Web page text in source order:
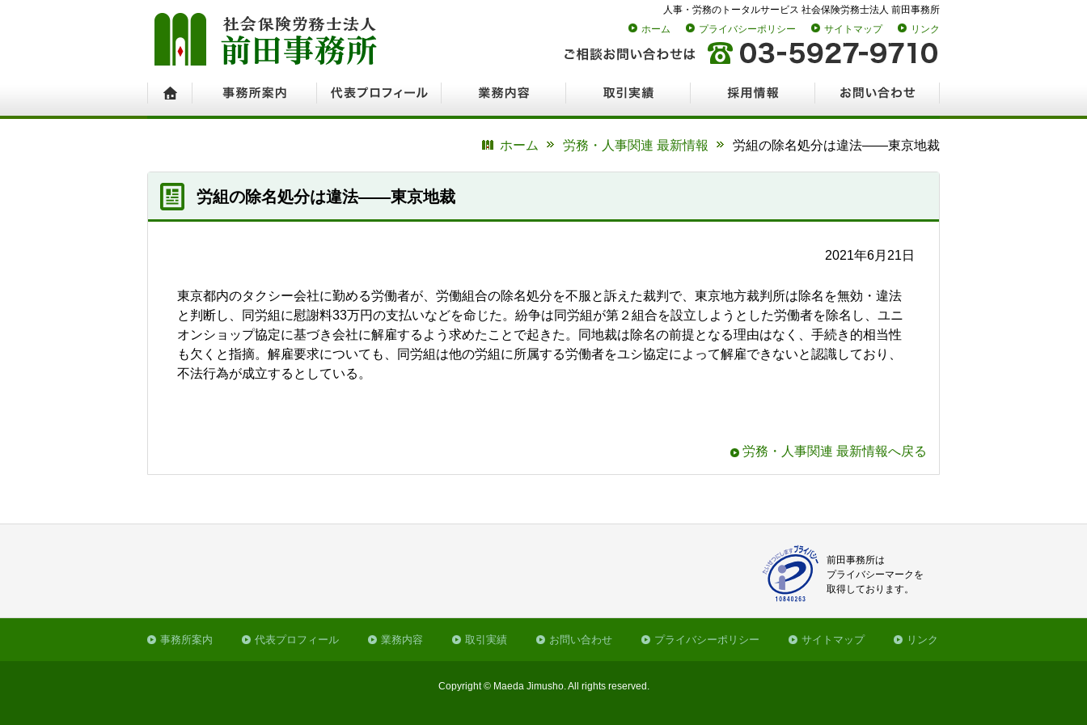
人事・労務のトータルサービス 社会保険労務士法人 前田事務所
ホーム
プライバシーポリシー サイトマップ リンク
ホーム
労務・人事関連 最新情報 労組の除名処分は違法――東京地裁
労組の除名処分は違法――東京地裁
2021年6月21日
東京都内のタクシー会社に勤める労働者が、労働組合の除名処分を不服と訴えた裁判で、東京地方裁判所は除名を無効・違法
と判断し、同労組に慰謝料33万円の支払いなどを命じた。紛争は同労組が第２組合を設立しようとした労働者を除名し、ユニ
オンショップ協定に基づき会社に解雇するよう求めたことで起きた。同地裁は除名の前提となる理由はなく、手続き的相当性
も欠くと指摘。解雇要求についても、同労組は他の労組に所属する労働者をユシ協定によって解雇できないと認識しており、
不法行為が成立するとしている。
労務・人事関連 最新情報へ戻る
前田事務所は
プライバシーマークを
取得しております。
事務所案内 代表プロフィール 業務内容 取引実績 お問い合わせ プライバシーポリシー サイトマップ リンク
Copyright © Maeda Jimusho. All rights reserved.